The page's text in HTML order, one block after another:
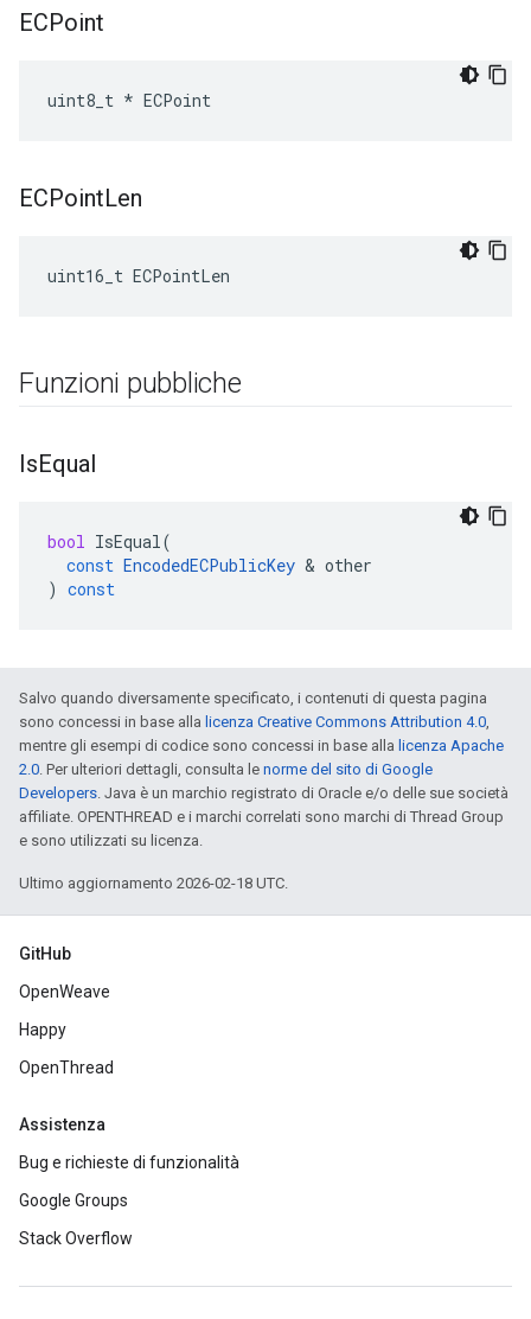
ECPoint
uint8_t * ECPoint
ECPointLen
uint16_t ECPointLen
Funzioni pubbliche
IsEqual
bool IsEqual(
const EncodedECPublicKey & other
) const
Salvo quando diversamente specificato, i contenuti di questa pagina
sono concessi in base alla licenza Creative Commons Attribution 4.0,
mentre gli esempi di codice sono concessi in base alla licenza Apache
2.0. Per ulteriori dettagli, consulta le norme del sito di Google
Developers. Java è un marchio registrato di Oracle e/o delle sue società
affiliate. OPENTHREAD e i marchi correlati sono marchi di Thread Group
e sono utilizzati su licenza.
Ultimo aggiornamento 2026-02-18 UTC.
GitHub
OpenWeave
Happy
OpenThread
Assistenza
Bug e richieste di funzionalità
Google Groups
Stack Overflow